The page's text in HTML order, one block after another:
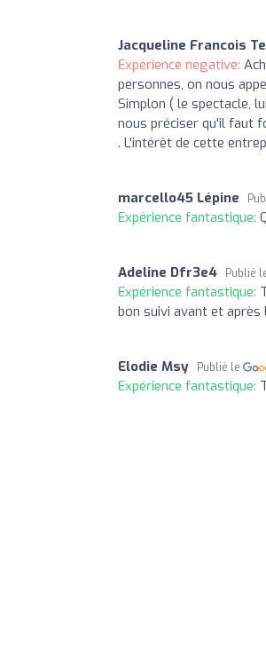
Jacqueline Francois
Expérience négative:
personnes, on nous
Simplon ( le spectacle,
nous préciser qu'il faut
. L'intérêt de cette
marcello45 Lépine
Expérience fantastique:
Adeline Dfr3e4 Publié
Expérience fantastique:
bon suivi avant et
Elodie Msy Publié le
Expérience fantastique: